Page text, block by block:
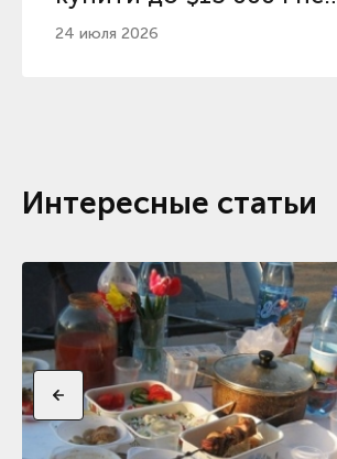
пошкодувати
24 июля 2026
Интересные статьи